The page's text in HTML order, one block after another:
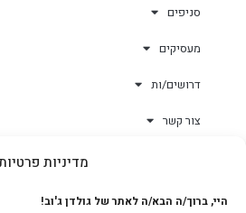
מדיניות
היי, ברוך/ה הבא/ה לאתר של גולדן ג'וב!
סניפים
מעסיקים
דרושים/ות
צור קשר